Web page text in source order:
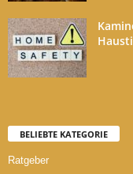
BELIEBTE KATEGORIE
Ratgeber